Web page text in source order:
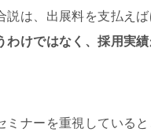
説は、出展料を支払え
わけではなく、採用実
ミナーを重視している